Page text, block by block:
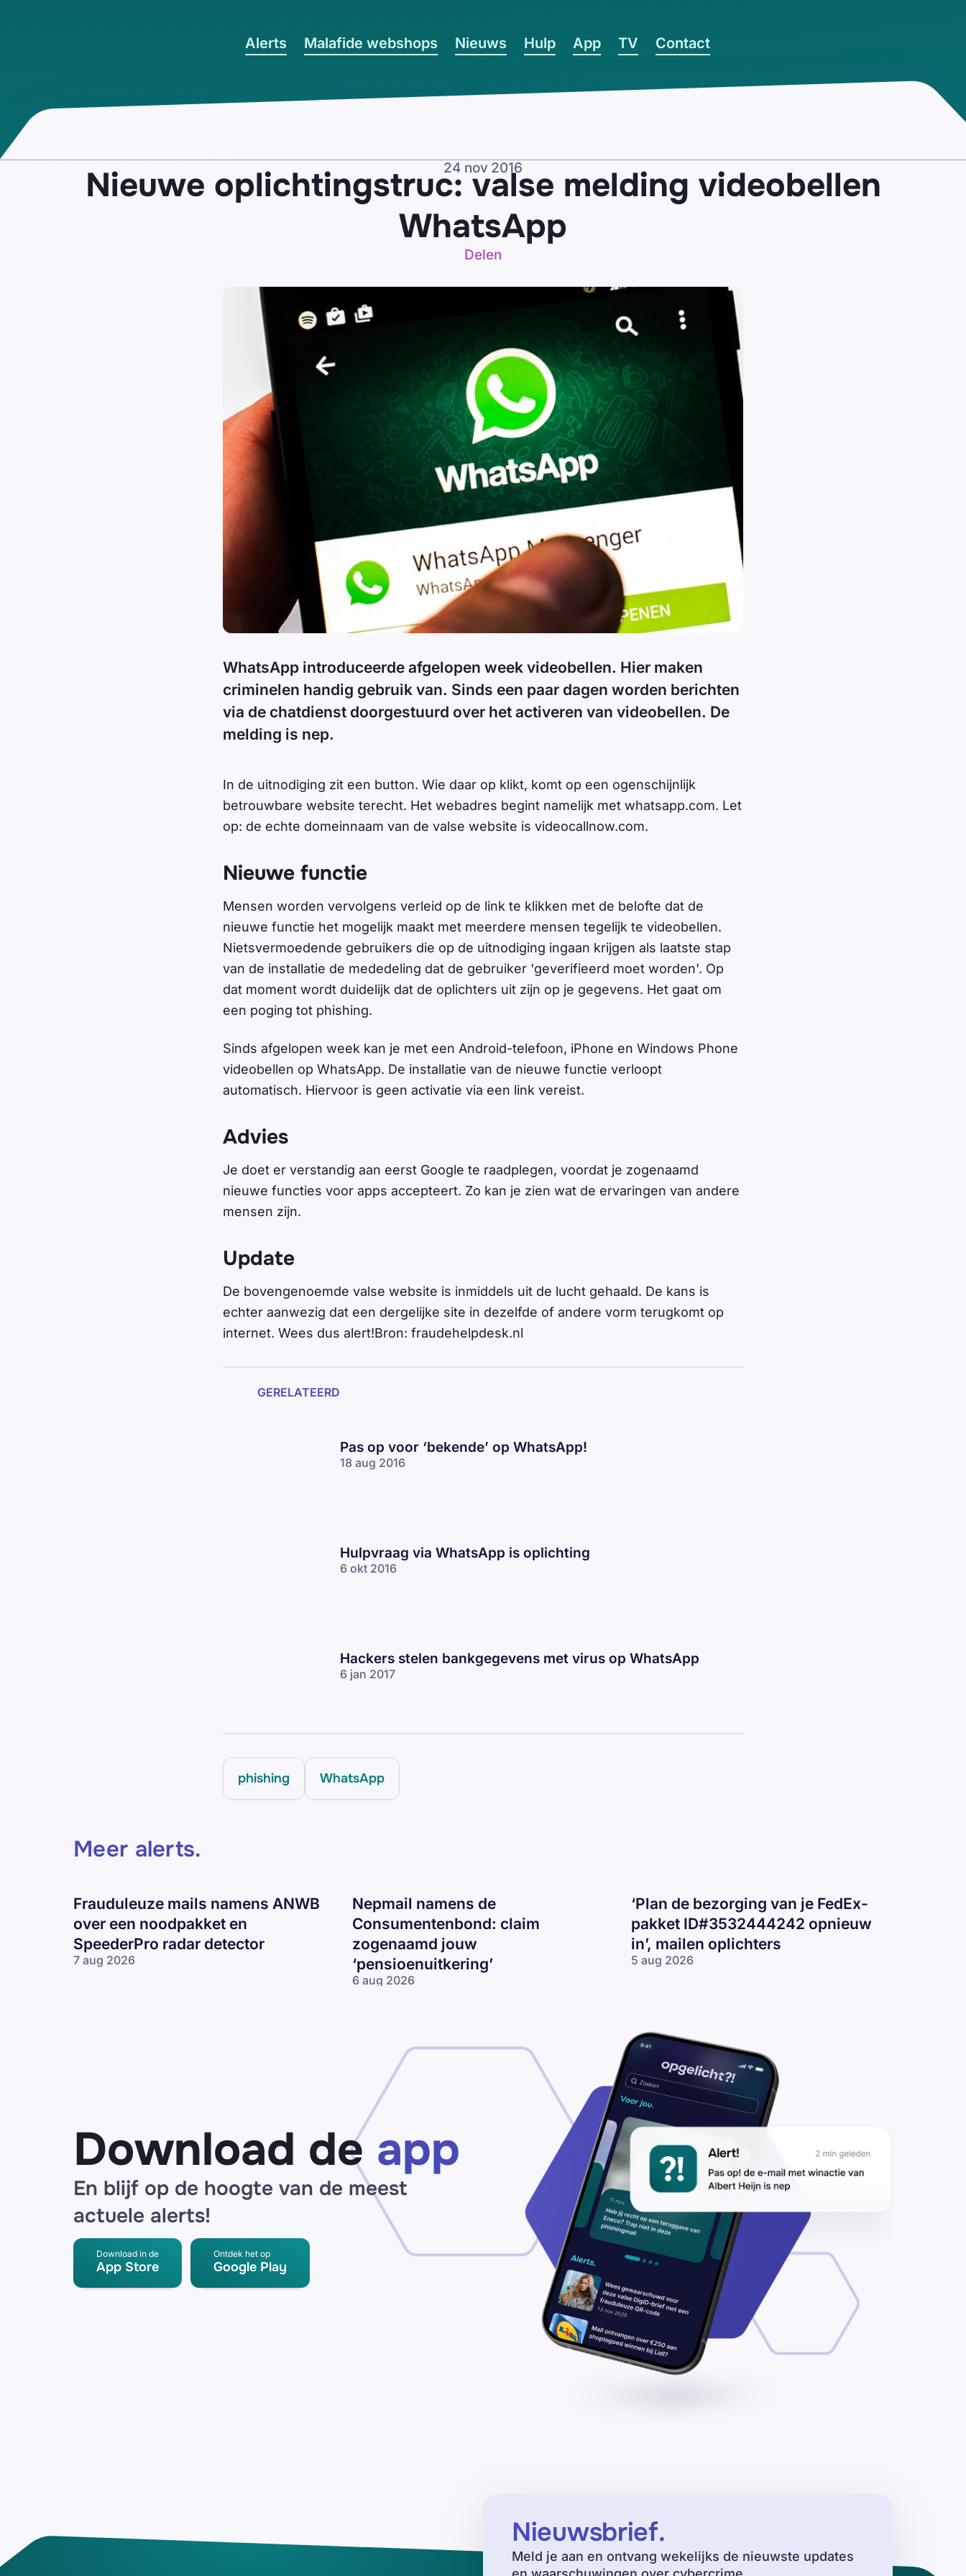
Alerts Malafide webshops Nieuws Hulp App TV Contact
24 nov 2016
Nieuwe oplichtingstruc: valse melding videobellen
WhatsApp
Delen
WhatsApp introduceerde afgelopen week videobellen. Hier maken
criminelen handig gebruik van. Sinds een paar dagen worden berichten
via de chatdienst doorgestuurd over het activeren van videobellen. De
melding is nep.
In de uitnodiging zit een button. Wie daar op klikt, komt op een ogenschijnlijk
betrouwbare website terecht. Het webadres begint namelijk met whatsapp.com. Let
op: de echte domeinnaam van de valse website is videocallnow.com.
Nieuwe functie
Mensen worden vervolgens verleid op de link te klikken met de belofte dat de
nieuwe functie het mogelijk maakt met meerdere mensen tegelijk te videobellen.
Nietsvermoedende gebruikers die op de uitnodiging ingaan krijgen als laatste stap
van de installatie de mededeling dat de gebruiker 'geverifieerd moet worden'. Op
dat moment wordt duidelijk dat de oplichters uit zijn op je gegevens. Het gaat om
een poging tot phishing.
Sinds afgelopen week kan je met een Android-telefoon, iPhone en Windows Phone
videobellen op WhatsApp. De installatie van de nieuwe functie verloopt
automatisch. Hiervoor is geen activatie via een link vereist.
Advies
Je doet er verstandig aan eerst Google te raadplegen, voordat je zogenaamd
nieuwe functies voor apps accepteert. Zo kan je zien wat de ervaringen van andere
mensen zijn.
Update
De bovengenoemde valse website is inmiddels uit de lucht gehaald. De kans is
echter aanwezig dat een dergelijke site in dezelfde of andere vorm terugkomt op
internet. Wees dus alert!Bron: fraudehelpdesk.nl
GERELATEERD
Pas op voor ‘bekende’ op WhatsApp!
18 aug 2016
Hulpvraag via WhatsApp is oplichting
6 okt 2016
Hackers stelen bankgegevens met virus op WhatsApp
6 jan 2017
phishing WhatsApp
Meer alerts.
Frauduleuze mails namens ANWB
over een noodpakket en
SpeederPro radar detector
7 aug 2026
Nepmail namens de
Consumentenbond: claim
zogenaamd jouw
‘pensioenuitkering’
6 aug 2026
‘pensioenuitkering’
‘Plan de bezorging van je FedEx-
pakket ID#3532444242 opnieuw
in’, mailen oplichters
5 aug 2026
opnieuw in’,
mailen
oplichters
Download de app
En blijf op de hoogte van de meest
actuele alerts!
Download in de
App Store
Ontdek het op
Google Play
Nieuwsbrief.
Meld je aan en ontvang wekelijks de nieuwste updates